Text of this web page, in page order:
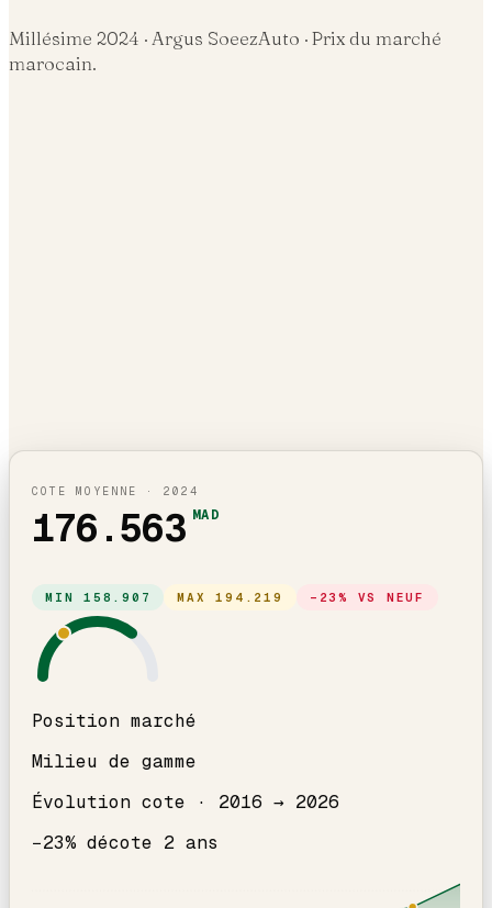
Millésime 2024 · Argus SoeezAuto · Prix du marché
marocain.
COTE MOYENNE · 2024
176.563 MAD
MIN158.907 MAX194.219 − 23% VS NEUF
Position marché
Milieu de gamme
Évolution cote · 2016 → 2026
−23% décote 2 ans